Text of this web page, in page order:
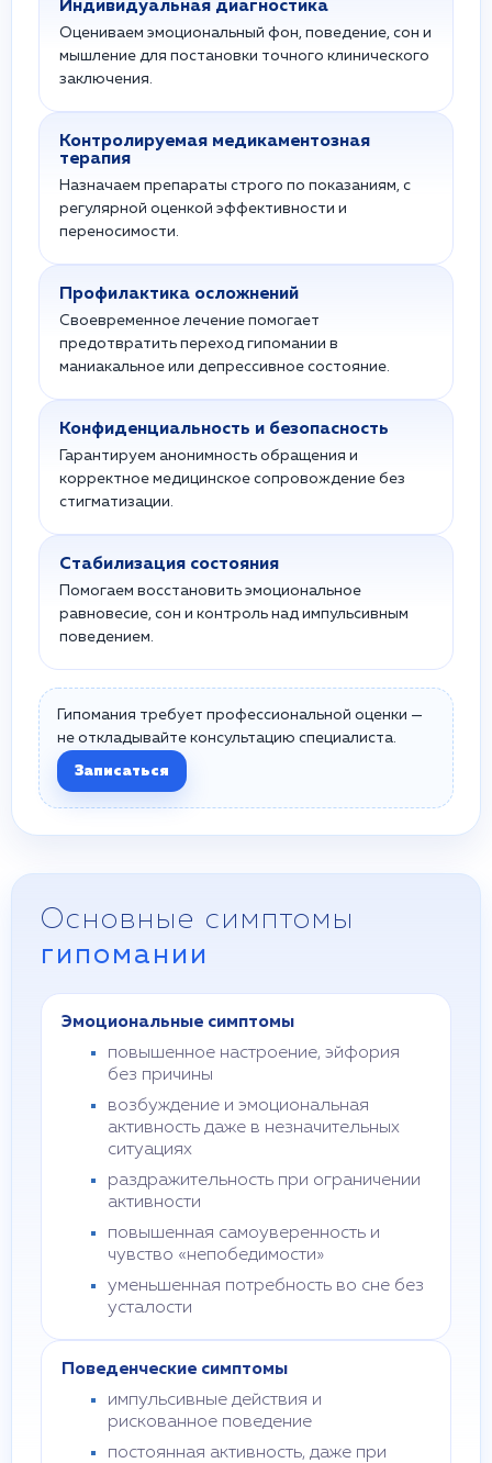
Индивидуальная диагностика
Оцениваем эмоциональный фон, поведение, сон и
мышление для постановки точного клинического
заключения.
Контролируемая медикаментозная
терапия
Назначаем препараты строго по показаниям, с
регулярной оценкой эффективности и
переносимости.
Профилактика осложнений
Своевременное лечение помогает
предотвратить переход гипомании в
маниакальное или депрессивное состояние.
Конфиденциальность и безопасность
Гарантируем анонимность обращения и
корректное медицинское сопровождение без
стигматизации.
Стабилизация состояния
Помогаем восстановить эмоциональное
равновесие, сон и контроль над импульсивным
поведением.
Гипомания требует профессиональной оценки —
не откладывайте консультацию специалиста.
Записаться
Основные симптомы
гипомании
Эмоциональные симптомы
повышенное настроение, эйфория
без причины
возбуждение и эмоциональная
активность даже в незначительных
ситуациях
раздражительность при ограничении
активности
повышенная самоуверенность и
чувство «непобедимости»
уменьшенная потребность во сне без
усталости
Поведенческие симптомы
импульсивные действия и
рискованное поведение
постоянная активность, даже при